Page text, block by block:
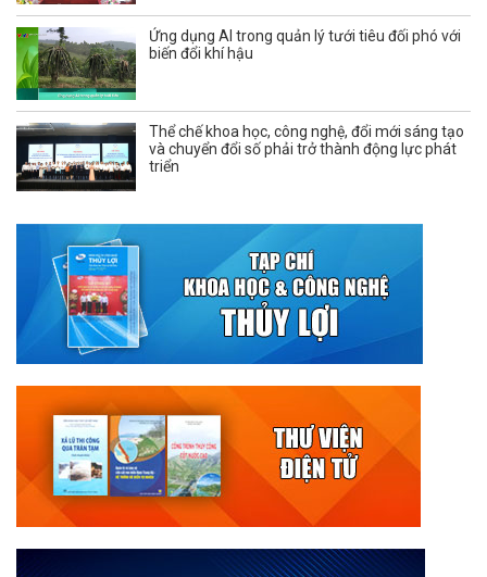
Ứng dụng AI trong quản lý tưới tiêu đối phó với
biến đổi khí hậu
Thể chế khoa học, công nghệ, đổi mới sáng tạo
và chuyển đổi số phải trở thành động lực phát
triển